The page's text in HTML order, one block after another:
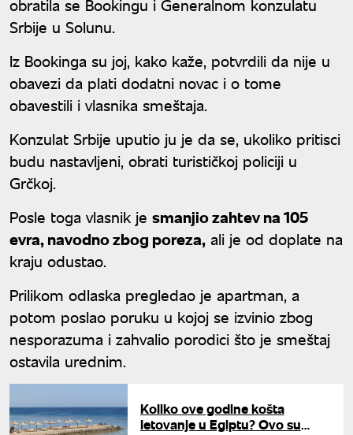
obratila se Bookingu i Generalnom konzulatu
Srbije u Solunu.
Iz Bookinga su joj, kako kaže, potvrdili da nije u
obavezi da plati dodatni novac i o tome
obavestili i vlasnika smeštaja.
Konzulat Srbije uputio ju je da se, ukoliko pritisci
budu nastavljeni, obrati turističkoj policiji u
Grčkoj.
Posle toga vlasnik je smanjio zahtev na 105
evra, navodno zbog poreza, ali je od doplate na
kraju odustao.
Prilikom odlaska pregledao je apartman, a
potom poslao poruku u kojoj se izvinio zbog
nesporazuma i zahvalio porodici što je smeštaj
ostavila urednim.
Koliko ove godine košta
letovanje u Egiptu? Ovo su